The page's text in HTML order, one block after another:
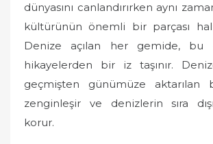
dünyasını canlandırırken aynı
kültürünün önemli bir parçası
Denize açılan her gemide, bu
hikayelerden bir iz taşınır.
geçmişten günümüze aktarılan
zenginleşir ve denizlerin sıra
korur.